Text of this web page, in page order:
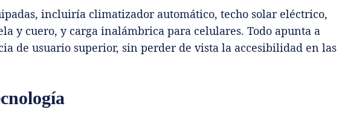
incluiría climatizador automático, techo solar eléctrico,
y cuero, y carga inalámbrica para celulares. Todo apunta a
de usuario superior, sin perder de vista la accesibilidad en las